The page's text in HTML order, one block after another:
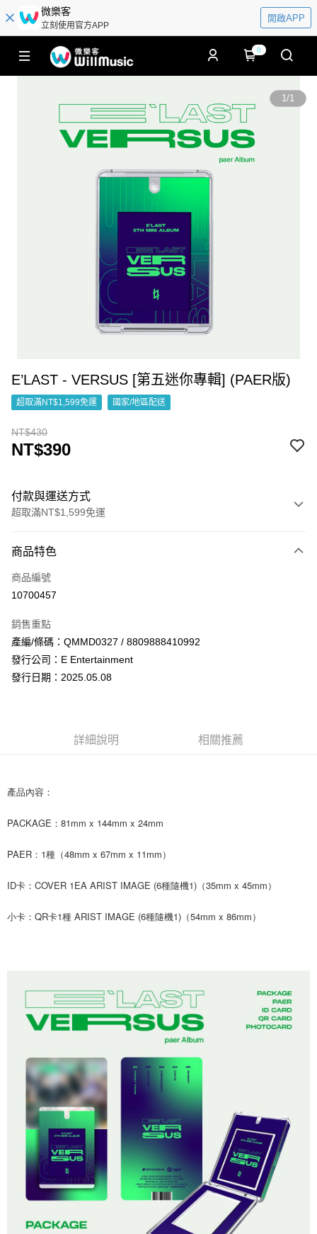
微樂客
立刻使用官方APP
開啟APP
0
1/1
E’LAST - VERSUS [第五迷你專輯] (PAER版)
超取滿NT$1,599免運 國家/地區配送
NT$430
NT$390
付款與運送方式
超取滿NT$1,599免運
信用卡一次付款
超商取貨付款
Apple Pay
街口支付
１．簡單：不需註冊會員、不需綁卡、不需儲值。
１．於結帳方式選擇「AFTEE先享後付」後，將跳轉至「AFTEE先享後付」
３．收到繳費通知簡訊後14天內，點擊此簡訊中的連結，可透過四大超商／
※ 請注意：結帳手續完成當下不需立刻繳費，但若您需要取消訂單，請聯絡
【注意事項】
１．透過由恩沛科技股份有限公司提供之「AFTEE先享後付」服務完成之交
易，需依本服務之必要範圍內提供個人資料，並將交易相關給付款項請求債
２．關於個人資料處理事宜，請瀏覽以下網址：
https://aftee.tw/terms/#terms3
３．未成年的使用者請事先徵得法定代理人或監護人之同意方可使用
「AFTEE先享後付」，若未經同意申辦者引起之損失，本公司不負相關責
任。
４．使用「AFTEE先享後付」時，將依據個別帳號之用戶狀況，依本公司即
時審查核予不同之上限額度；若仍有額度不足之情形，本公司將視審查結果
請求用戶進行身份認證。
５．嚴禁一人註冊多個帳號或使用他人資訊註冊。若發現惡意使用之情形，
恩沛科技股份有限公司將有權停止該用戶之使用額度並採取法律行動。
運送方式
全家取貨付款
每筆NT$60，滿NT$1,599(含以上)免運費
每筆NT$90
每筆NT$200
付款後門市自取
免運費
亞洲國家/地區配送 查看運費
北美國家/地區配送 查看運費
歐洲國家/地區配送 查看運費
商品特色
商品編號
10700457
銷售重點
產編/條碼：QMMD0327 / 8809888410992
發行公司：E Entertainment
發行日期：2025.05.08
詳細說明 相關推薦
產品內容：
PACKAGE：81mm x 144mm x 24mm
PAER：1種（48mm x 67mm x 11mm）
ID卡：COVER 1EA ARIST IMAGE (6種隨機1)（35mm x 45mm）
小卡：QR卡1種 ARIST IMAGE (6種隨機1)（54mm x 86mm）